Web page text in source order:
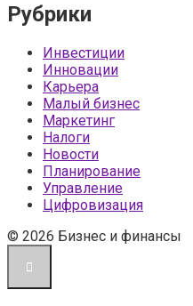
Рубрики
Инвестиции
Инновации
Карьера
Малый бизнес
Маркетинг
Налоги
Новости
Планирование
Управление
Цифровизация
© 2026 Бизнес и финансы